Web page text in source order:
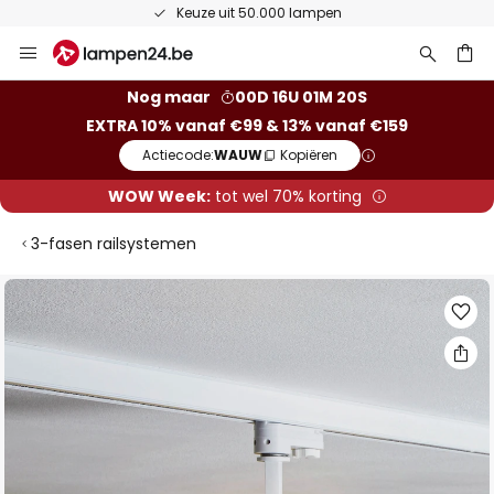
Keuze uit 50.000 lampen
naar
Nog maar
00D 16U 01M 20S
EXTRA 10% vanaf €99 & 13% vanaf €159
Actiecode:WAUW Kopiëren
WOW Week:tot wel 70% korting
3-fasen railsystemen
Ga
naar
het
einde
van